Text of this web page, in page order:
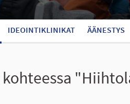
IDEOINTIKLINIKAT ÄÄNESTYS